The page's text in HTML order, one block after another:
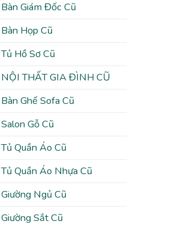
Bàn Giám Đốc Cũ
Bàn Họp Cũ
Tủ Hồ Sơ Cũ
NỘI THẤT GIA ĐÌNH CŨ
Bàn Ghế Sofa Cũ
Salon Gỗ Cũ
Tủ Quần Áo Cũ
Tủ Quần Áo Nhựa Cũ
Giường Ngủ Cũ
Giường Sắt Cũ